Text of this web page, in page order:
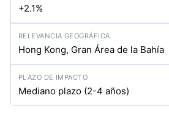
+2.1%
Hong Kong, Gran Área de la Bahía
Mediano plazo (2-4 años)